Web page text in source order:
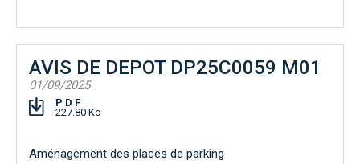
AVIS DE DEPOT DP25C0059 M01
01/09/2025
PDF
227.80 Ko
Aménagement des places de parking